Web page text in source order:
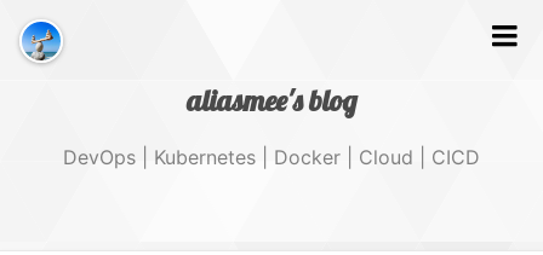
aliasmee's blog
DevOps | Kubernetes | Docker | Cloud | CICD